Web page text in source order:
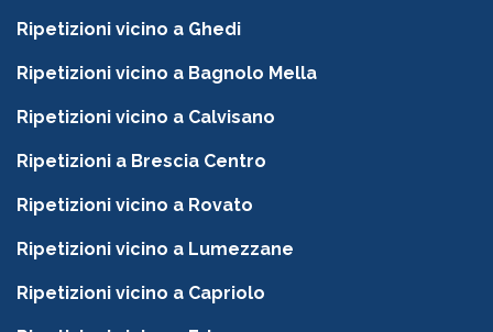
Ripetizioni vicino a Ghedi
Ripetizioni vicino a Bagnolo Mella
Ripetizioni vicino a Calvisano
Ripetizioni a Brescia Centro
Ripetizioni vicino a Rovato
Ripetizioni vicino a Lumezzane
Ripetizioni vicino a Capriolo